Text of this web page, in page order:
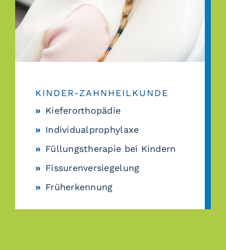
KINDER-ZAHNHEILKUNDE
Kieferorthopädie
Individualprophylaxe
Füllungstherapie bei Kindern
Fissurenversiegelung
Früherkennung